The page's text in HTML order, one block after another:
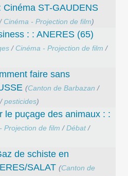
ST-GAUDENS
/ Cinéma - Projection de film)
: : ANERES (65)
/ Cinéma - Projection de film /
faire sans
(Canton de Barbazan /
/pesticides)
le puçage des animaux : :
Projection de film /Débat/
de schiste en
SALAT (Canton de